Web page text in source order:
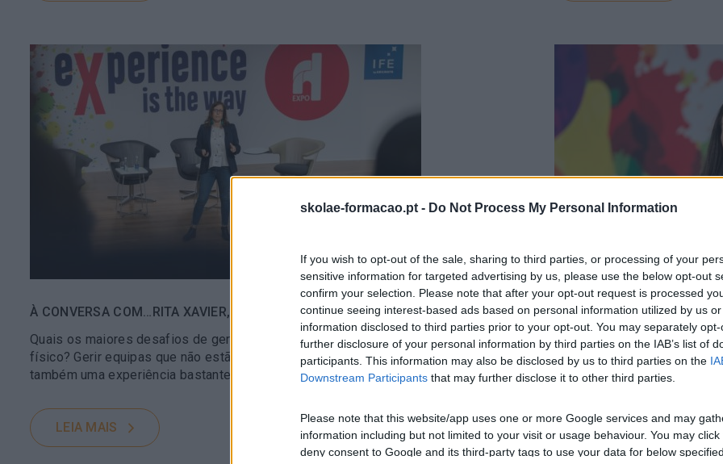
skolae-formacao.pt - Do Not Process My Personal Information
If you wish to opt-out of the sale, sharing to third parties, or processing of your
sensitive information for targeted advertising by us, please use the below opt-out
confirm your selection. Please note that after your opt-out request is processed
continue seeing interest-based ads based on personal information utilized by us
information disclosed to third parties prior to your opt-out. You may separately
further disclosure of your personal information by third parties on the IAB’s list of
participants. This information may also be disclosed by us to third parties on the
Downstream Participants that may further disclose it to other third parties.
Please note that this website/app uses one or more Google services and may
information including but not limited to your visit or usage behaviour. You may
deny consent to Google and its third-party tags to use your data for below
À CONVERSA COM…RITA XAVIER, COUNTRY MANAGER RH DA NOKIA
Quais os maiores desafios de gerir equipas que não estão no mesmo espaço
físico? Gerir equipas que não estão no mesmo espaço físico é um desafio, mas
também uma experiência bastante enriquecedora. Aspetos como a…
LEIA MAIS
À CONVERSA COM…MARIA
PORTUGAL
Quais as melhores
está ligada a uma liderança
LEIA MAIS